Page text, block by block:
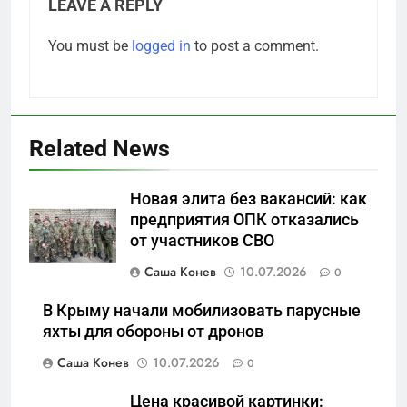
LEAVE A REPLY
You must be logged in to post a comment.
Related News
Новая элита без вакансий: как
предприятия ОПК отказались
от участников СВО
Саша Конев
10.07.2026 0
В Крыму начали мобилизовать парусные
яхты для обороны от дронов
Саша Конев
10.07.2026 0
Цена красивой картинки:
Отрезанные от помощи:
почему власть и
маркетплейсы «умывают
руки» после ударов по
САНКТ-ПЕТЕРБУРГ И ОБЛАСТЬ
«Ростех» разъедают изнутри:
Серовский оборонный завод
идёт ко дну
САНКТ-ПЕТЕРБУРГ И ОБЛАСТЬ